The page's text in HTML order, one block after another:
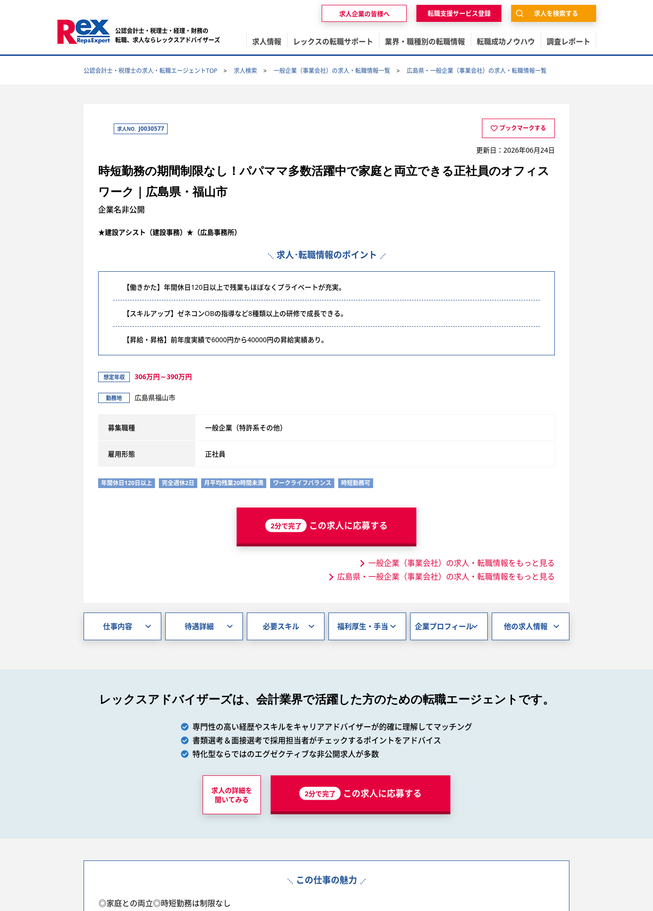
公認会計士・税理士・経理・財務の
転職、求人ならレックスアドバイザーズ
求人情報 レックスの転職サポート 業界・職種別の転職情報 転職成功ノウハウ 調査レポート
求人企業の皆様へ 転職支援サービス登録 求人を検索する
公認会計士・税理士の求人・転職エージェントTOP 求人検索 一般企業（事業会社）の求人・転職情報一覧 広島県・一般企業（事業会社）の求人・転職情報一覧
求人NO. J0030577 ブックマークする
更新日：2026年06月24日
時短勤務の期間制限なし！パパママ多数活躍中で家庭と両立できる正社員のオフィス
ワーク｜広島県・福山市
企業名非公開
★建設アシスト（建設事務）★（広島事務所）
求人･転職情報のポイント
【働きかた】年間休日120日以上で残業もほぼなくプライベートが充実。
【スキルアップ】ゼネコンOBの指導など8種類以上の研修で成長できる。
【昇給・昇格】前年度実績で6000円から40000円の昇給実績あり。
想定年収 306万円～390万円
勤務地 広島県福山市
募集職種 一般企業（特許系その他）
雇用形態 正社員
年間休日120日以上 完全週休2日 月平均残業20時間未満 ワークライフバランス 時短勤務可
2分で完了 この求人に応募する
一般企業（事業会社）の求人・転職情報をもっと見る
広島県・一般企業（事業会社）の求人・転職情報をもっと見る
仕事内容 待遇詳細 必要スキル 福利厚生・手当 企業プロフィール 他の求人情報
レックスアドバイザーズは、会計業界で活躍した方のための転職エージェントです。
専門性の高い経歴やスキルをキャリアアドバイザーが的確に理解してマッチング
書類選考＆面接選考で採用担当者がチェックするポイントをアドバイス
特化型ならではのエグゼクティブな非公開求人が多数
求人の詳細を
聞いてみる
2分で完了 この求人に応募する
この仕事の魅力
◎家庭との両立◎時短勤務は制限なし